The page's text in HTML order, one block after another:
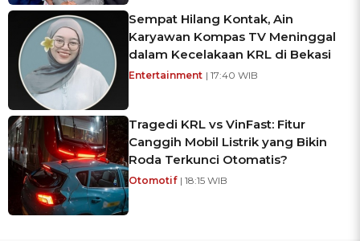
Sempat Hilang Kontak, Ain
Karyawan Kompas TV Meninggal
dalam Kecelakaan KRL di Bekasi
Entertainment | 17:40 WIB
Tragedi KRL vs VinFast: Fitur
Canggih Mobil Listrik yang Bikin
Roda Terkunci Otomatis?
Otomotif | 18:15 WIB